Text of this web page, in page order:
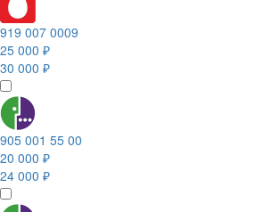
919 007 0009
25 000 ₽
30 000 ₽
905 001 55 00
20 000 ₽
24 000 ₽